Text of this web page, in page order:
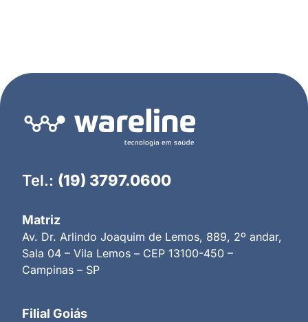
Tel.: (19) 3797.0600
Matriz
Av. Dr. Arlindo Joaquim de Lemos, 889, 2º andar,
Sala 04 – Vila Lemos – CEP 13100-450 –
Campinas – SP
Filial Goiás